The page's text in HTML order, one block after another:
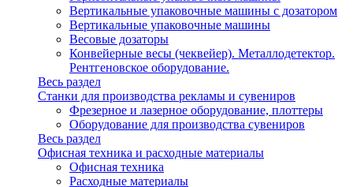
Вертикальные упаковочные машины с дозатором
Вертикальные упаковочные машины
Весовые дозаторы
Конвейерные весы (чеквейер). Металлодетектор.
Рентгеновское оборудование.
Весь раздел
Станки для производства рекламы и сувениров
Фрезерное и лазерное оборудование, плоттеры
Оборудование для производства сувениров
Весь раздел
Офисная техника и расходные материалы
Офисная техника
Расходные материалы